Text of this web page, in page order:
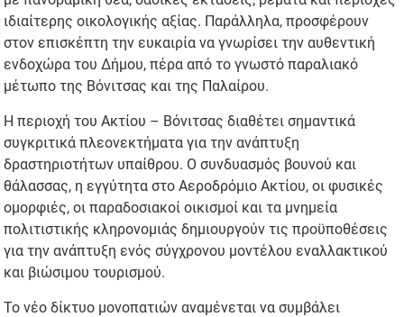
ιδιαίτερης οικολογικής αξίας. Παράλληλα, προσφέρουν
στον επισκέπτη την ευκαιρία να γνωρίσει την αυθεντική
ενδοχώρα του Δήμου, πέρα από το γνωστό παραλιακό
μέτωπο της Βόνιτσας και της Παλαίρου.
Η περιοχή του Ακτίου – Βόνιτσας διαθέτει σημαντικά
συγκριτικά πλεονεκτήματα για την ανάπτυξη
δραστηριοτήτων υπαίθρου. Ο συνδυασμός βουνού και
θάλασσας, η εγγύτητα στο Αεροδρόμιο Ακτίου, οι φυσικές
ομορφιές, οι παραδοσιακοί οικισμοί και τα μνημεία
πολιτιστικής κληρονομιάς δημιουργούν τις προϋποθέσεις
για την ανάπτυξη ενός σύγχρονου μοντέλου εναλλακτικού
και βιώσιμου τουρισμού.
Το νέο δίκτυο μονοπατιών αναμένεται να συμβάλει